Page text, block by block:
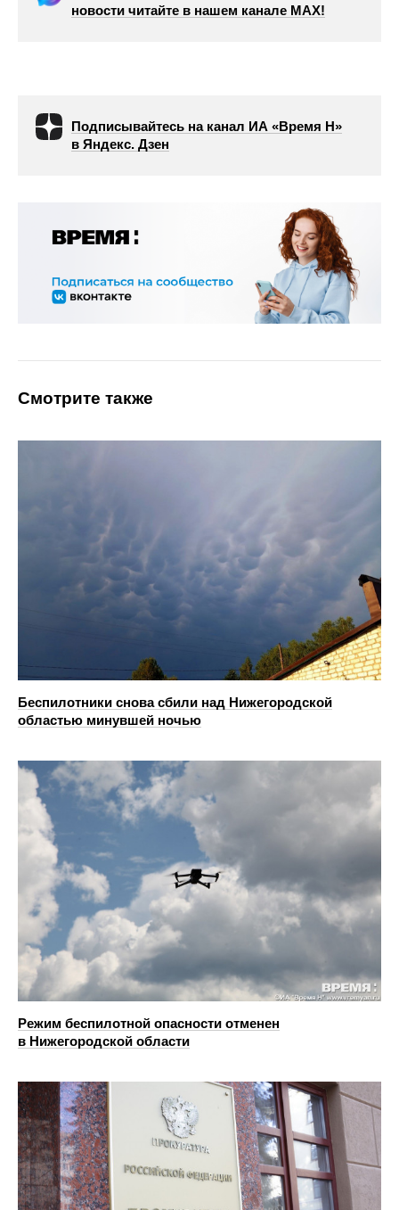
новости читайте в нашем канале МАХ!
Подписывайтесь на канал ИА «Время Н»
в Яндекс. Дзен
Смотрите также
Беспилотники снова сбили над Нижегородской
областью минувшей ночью
Режим беспилотной опасности отменен
в Нижегородской области